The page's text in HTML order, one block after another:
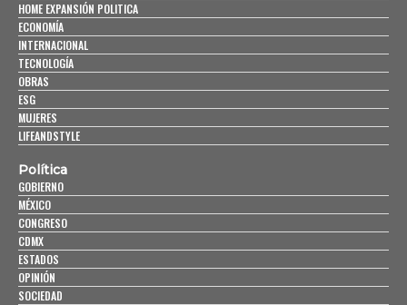
HOME EXPANSIÓN POLITICA
ECONOMÍA
INTERNACIONAL
TECNOLOGÍA
OBRAS
ESG
MUJERES
LIFEANDSTYLE
Política
GOBIERNO
MÉXICO
CONGRESO
CDMX
ESTADOS
OPINIÓN
SOCIEDAD